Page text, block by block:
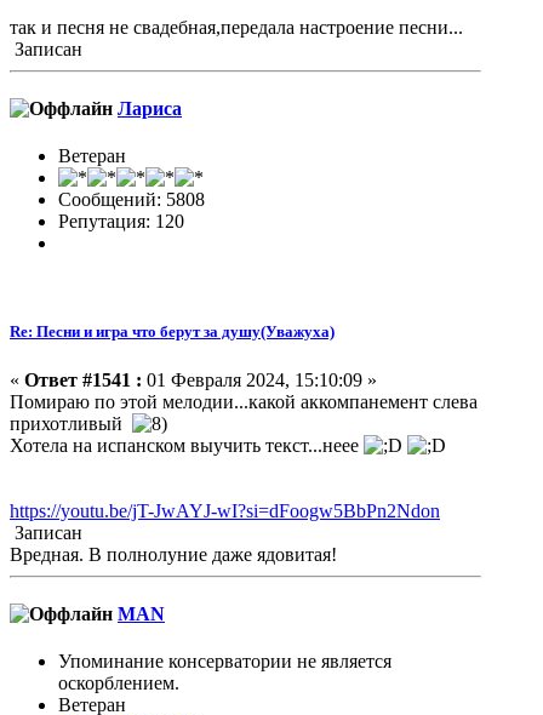
так и песня не свадебная,передала настроение песни...
Записан
Лариса
Ветеран
Сообщений: 5808
Репутация: 120
Re: Песни и игра что берут за душу(Уважуха)
« Ответ #1541 : 01 Февраля 2024, 15:10:09 »
Помираю по этой мелодии...какой аккомпанемент слева
прихотливый
Хотела на испанском выучить текст...неее
https://youtu.be/jT-JwAYJ-wI?si=dFoogw5BbPn2Ndon
Записан
Вредная. В полнолуние даже ядовитая!
MAN
Упоминание консерватории не является
оскорблением.
Ветеран